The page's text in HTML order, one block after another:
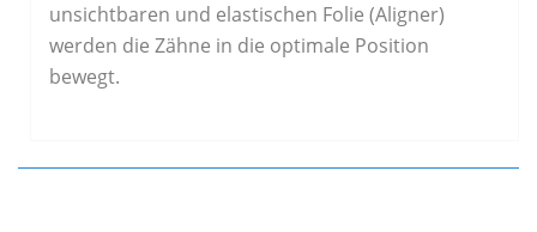
unsichtbaren und elastischen Folie (Aligner)
werden die Zähne in die optimale Position
bewegt.